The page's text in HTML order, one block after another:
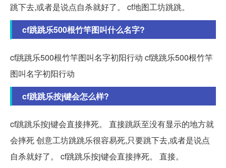
跳下去,或者是说点自杀就好了。 cf地图工坊跳跳。
cf跳跳乐500根竹竿图叫什么名字?
cf跳跳乐500根竹竿图叫名字初阳行动 cf跳跳乐500根竹竿
图叫名字初阳行动
cf跳跳乐按j键会怎么样?
cf跳跳乐按j键会直接摔死。 直接跳跃至没有显示的地方就
会摔死 创意工坊跳跳乐很容易死,只要跳下去,或者是说点
自杀就好了。 cf跳跳乐按j键会直接摔死。 直接。